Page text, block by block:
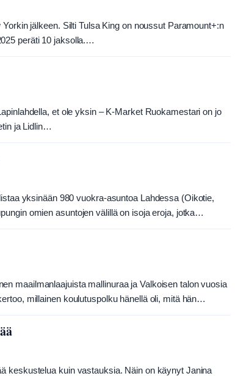
jälkeen. Silti Tulsa King on noussut Paramount+:n
peräti 10 jaksolla.…
et ole yksin – K-Market Ruokamestari on jo
ja Lidlin…
yksinään 980 vuokra-asuntoa Lahdessa (Oikotie,
omien asuntojen välillä on isoja eroja, jotka…
maailmanlaajuista mallinuraa ja Valkoisen talon vuosia
millainen koulutuspolku hänellä oli, mitä hän…
keskustelua kuin vastauksia. Näin on käynyt Janina